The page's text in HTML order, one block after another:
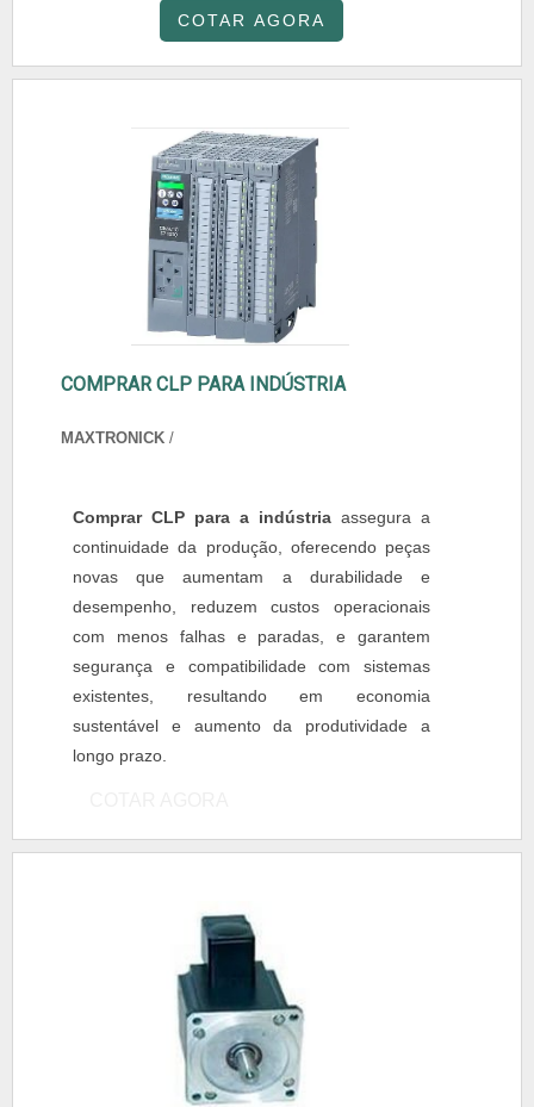
COTAR AGORA
COMPRAR CLP PARA INDÚSTRIA
MAXTRONICK /
Comprar CLP para a indústria assegura a
continuidade da produção, oferecendo peças
novas que aumentam a durabilidade e
desempenho, reduzem custos operacionais
com menos falhas e paradas, e garantem
segurança e compatibilidade com sistemas
existentes, resultando em economia
sustentável e aumento da produtividade a
longo prazo.